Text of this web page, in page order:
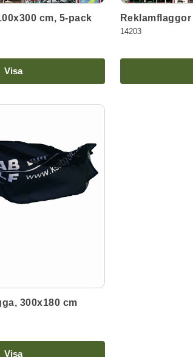
cm, 5-pack
Visa
14203
300x180 cm
Visa